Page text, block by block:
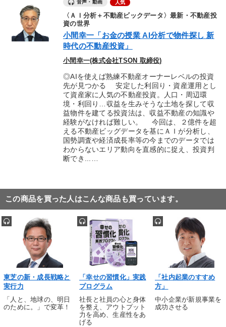
音声・動画 人気
〈ＡＩ分析＋不動産ビックデータ〉最新・不動産投
資の世界
小間幸一「お金の授業 AI分析で物件探し 新
時代の不動産投資」
小間幸一(株式会社TSON 取締役)
◎AIを使えば熟練不動産オーナーレベルの投資
先が見つかる 安定した利回り・資産運用とし
て資産家に人気の不動産投資。人口・周辺環
境・利回り…収益を生みそうな土地を探して収
益物件を建てる投資法は、収益不動産の知識や
経験がなければ難しい。 今回は、２億件を超
える不動産ビッグデータを基にＡＩが分析し、
国勢調査や経済成長率等の今までのデータでは
わからないエリア動向を直感的に捉え、投資判
断でき...…
この商品を買った人はこんな商品も買っています。
東芝の新・成長戦略と
実行力
「人と、地球の、明日
のために。」で変革！
「幸せの習慣化」実践
プログラム
社長と社員の心と身体
を整え、アウトプット
力を高め、生産性をあ
げる
「社内起業のすすめ
方」
中小企業が新規事業を
成功させる